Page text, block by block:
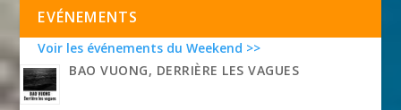
EVÉNEMENTS
Voir les événements du Weekend >>
BAO VUONG, DERRIÈRE LES VAGUES